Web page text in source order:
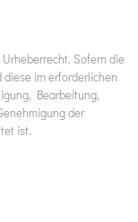
Sofern die
im erforderlichen
Bearbeitung,
der
ist.